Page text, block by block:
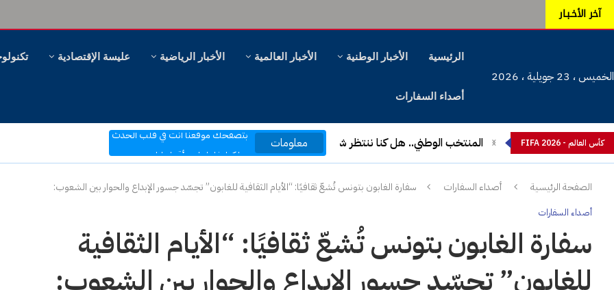
آخر الأخـبـار
الخميس ، 23 جويلية ، 2026
الرئيسية الأخبار الوطنية الأخبار العالمية الأخبار الرياضية عليسة الإقتصادية
أصداء السفارات
كأس العالم - FIFA 2026 المنتخب الوطني.. هل كنا ننتظر شيئا آخر، وهل سنظل ننظر؟
معلومات
بتصفحك موقعنا أنت في قلب الحدث
شاركنا تفاعلاتك وأقتراحاتك
بكم نرتقي إلى ما هو أفضل
الصفحة الرئيسية
أصداء السفارات سفارة الغابون بتونس تُشعّ ثقافيًا: “الأيام الثقافية للغابون” تجسّد جسور الإبداع والحوار بين الشعوب:
أصداء السفارات
سفارة الغابون بتونس تُشعّ ثقافيًا: “الأيام الثقافية
للغابون” تجسّد جسور الإبداع والحوار بين الشعوب: